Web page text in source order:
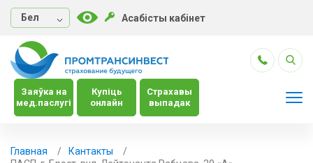
Бел Асабісты кабінет
Заяўка на
мед.паслугі
Купіць
онлайн
Страхавы
выпадак
Главная
Кантакты